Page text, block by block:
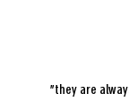
"they are